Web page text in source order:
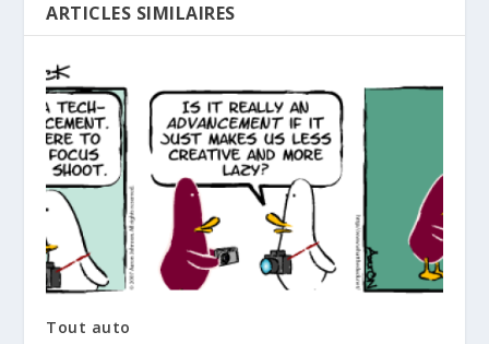
ARTICLES SIMILAIRES
Tout auto